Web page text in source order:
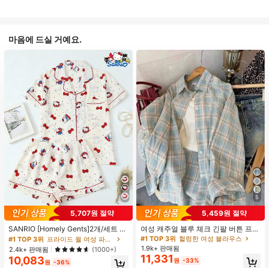
마음에 드실 거예요.
5,707원 절약
SANRIO [Homely Gents]2개/세트 여
성 프린트 라펠 반팔 버튼 포켓 상의
및 보우 반바지 잠옷 세트, 캐주얼 홈
웨어, 봄/여름에 적합
#1 TOP 3위
프라이드 월 여성 파자마 세트
높은 재방문 고객
거의 매진!
#1 TOP 3위
프라이드 월 여성 파자마 세트
높은 재방문 고객
거의 매진!
#1 TOP 3위
프라이드 월 여성 파자마 세트
높은 재방문 고객
거의 매진!
#1 TOP 3위
2.4k+ 판매됨 (1000+)
10,083원 -36%
5
5,459원 절약
여성 캐주얼 블루 체크 긴팔 버튼 프론
트 폴리에스터 셔츠, 레귤러 핏, 봄 의
류, 편안한 스타일
#1 TOP 3위 헐렁한 여성 블라우스
1.9k+ 판매됨
11,331 원 -33%